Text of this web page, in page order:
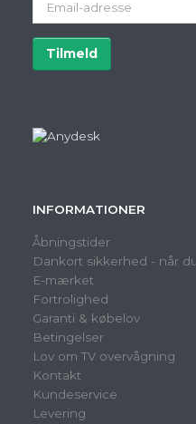
adresse
Tilmeld
INFORMATIONER
Åbningstider
Dankort sikkerhed - når
E-mærket
Fortrolighed
Garanti & købelov
Betingelser
Lov om TV overvågning
Kontakt
Kundeservice
Levering